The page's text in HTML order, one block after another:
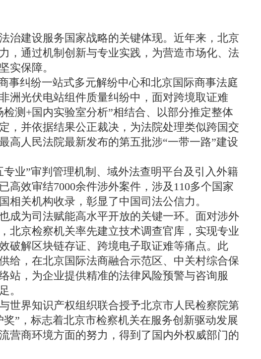
建设服务国家战略的关键体现。近年来，北京
，通过机制创新与专业实践，为营造市场化、法
实保障。
纠纷一站式多元解纷中心和北京国际商事法庭
洲光伏电站组件质量纠纷中，面对跨境取证难
测+国内实验室分析”相结合、以部分推定整体
，并依据结果公正裁决，为法院处理类似跨国交
高人民法院最新发布的第五批涉“一带一路”建设
”审判管理机制、域外法查明平台及引入外籍
高效审结7000余件涉外案件，涉及110多个国家
相关机构收录，彰显了中国司法公信力。
为司法赋能高水平开放的关键一环。面对涉外
北京检察机关率先建立技术调查官库，实现专业
破解区块链存证、跨境电子取证难等痛点。此
给，在北京国际法商融合示范区、中关村综合保
站，为企业提供精准的法律风险预警与咨询服
。
界知识产权组织联合授予北京市人民检察院第
”，标志着北京市检察机关在服务创新驱动发展
营商环境方面的努力，得到了国内外权威部门的